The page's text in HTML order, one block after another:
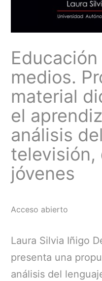
medios.
material
el
análisis
televisión,
jóvenes
Acceso abierto
Laura Silvia Iñigo
presenta una
análisis del